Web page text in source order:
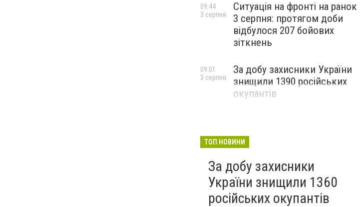
Ситуація на фронті на ранок
3 серпня: протягом доби
відбулося 207 бойових
зіткнень
09:44
3 серпня
За добу захисники України
знищили 1390 російських
окупантів
09:01
3 серпня
ТОП НОВИНИ
За добу захисники
України знищили 1360
російських окупантів